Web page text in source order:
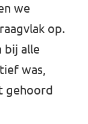
we
op.
bij alle
was,
gehoord